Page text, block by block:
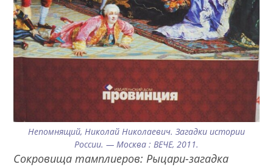
Непомнящий, Николай Николаевич. Загадки истории
России. — Москва : ВЕЧЕ, 2011.
Сокровища тамплиеров: Рыцари-загадка